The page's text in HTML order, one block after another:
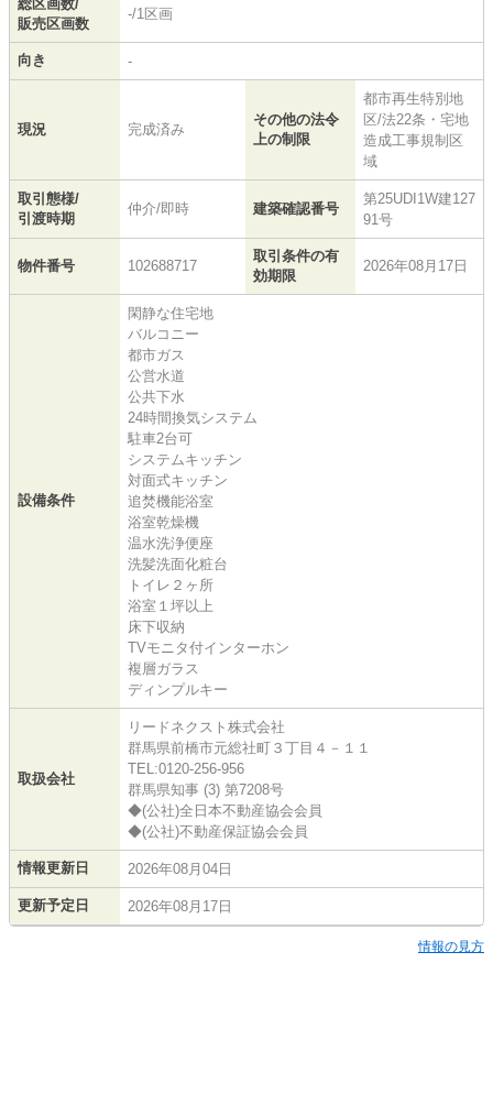
総区画数/
販売区画数
-/1区画
向き -
現況 完成済み
その他の法令
上の制限
都市再生特別地
区/法22条・宅地
造成工事規制区
域
取引態様/
引渡時期
仲介/即時 建築確認番号
第25UDI1W建127
91号
物件番号 102688717
取引条件の有
効期限
2026年08月17日
設備条件
閑静な住宅地
バルコニー
都市ガス
公営水道
公共下水
24時間換気システム
駐車2台可
システムキッチン
対面式キッチン
追焚機能浴室
浴室乾燥機
温水洗浄便座
洗髪洗面化粧台
トイレ２ヶ所
浴室１坪以上
床下収納
TVモニタ付インターホン
複層ガラス
ディンプルキー
取扱会社
リードネクスト株式会社
群馬県前橋市元総社町３丁目４－１１
TEL:0120-256-956
群馬県知事 (3) 第7208号
◆(公社)全日本不動産協会会員
◆(公社)不動産保証協会会員
情報更新日 2026年08月04日
更新予定日 2026年08月17日
情報の見方